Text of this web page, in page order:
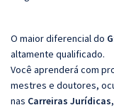
O maior diferencial do
altamente qualificado.
Você aprenderá com
mestres e doutores,
nas Carreiras Jurídicas